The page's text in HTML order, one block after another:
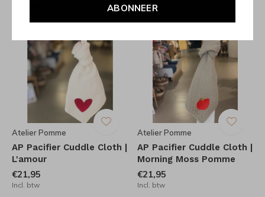
ABONNEER
€21,95
Atelier Pomme
AP Pacifier Cuddle Cloth |
L'amour
€21,95
Incl. btw
Atelier Pomme
AP Pacifier Cuddle Cloth |
Morning Moss Pomme
€21,95
Incl. btw